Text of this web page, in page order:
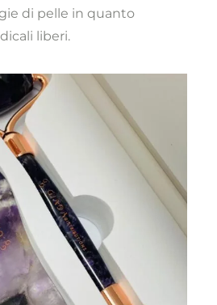
di pelle in quanto
liberi.